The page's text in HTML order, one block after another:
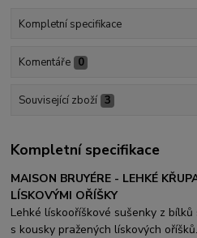
Kompletní specifikace
Komentáře 0
Související zboží 3
Kompletní specifikace
MAISON BRUYÉRE - LEHKÉ
LÍSKOVÝMI OŘÍŠKY
Lehké lískooříškové sušenky z
s kousky pražených lískových oříšků.